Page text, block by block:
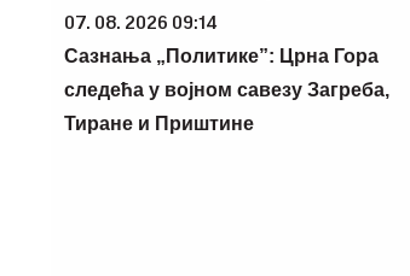
07. 08. 2026 09:14
Сазнања „Политике”: Црна Гора
следећа у војном савезу Загреба,
Тиране и Приштине